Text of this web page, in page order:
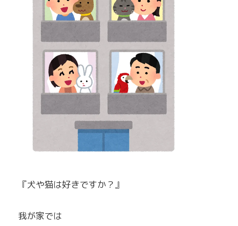
『犬や猫は好きですか？』
我が家では